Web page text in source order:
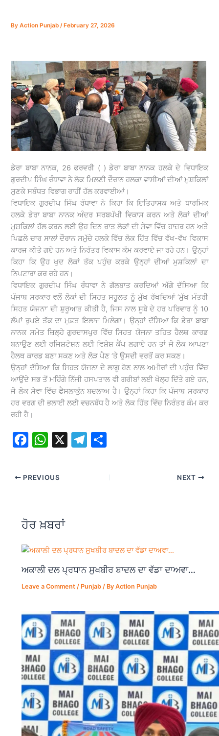
ByAction Punjab/ February 27, 2026
ਡੇਰਾ ਬਾਬਾ ਨਾਨਕ, 26 ਫਰਵਰੀ ( ) ਡੇਰਾ ਬਾਬਾ ਨਾਨਕ ਹਲਕੇ ਦੇ ਵਿਧਾਇਕ
ਗੁਰਦੀਪ ਸਿੰਘ ਰੰਧਾਵਾ ਨੇ ਲੋਕ ਮਿਲਣੀ ਦੌਰਾਨ ਹਲਕਾ ਵਾਸੀਆਂ ਦੀਆਂ ਮੁਸ਼ਕਿਲਾਂ
ਸੁਣਕੇ ਸਬੰਧਤ ਵਿਭਾਗ ਰਾਹੀਂ ਹੱਲ ਕਰਵਾਈਆਂ।
ਵਿਧਾਇਕ ਗੁਰਦੀਪ ਸਿੰਘ ਰੰਧਾਵਾ ਨੇ ਕਿਹਾ ਕਿ ਇਤਿਹਾਸਕ ਅਤੇ ਧਾਰਮਿਕ
ਹਲਕੇ ਡੇਰਾ ਬਾਬਾ ਨਾਨਕ ਅੰਦਰ ਸਰਬਪੱਖੀ ਵਿਕਾਸ ਕਰਨ ਅਤੇ ਲੋਕਾਂ ਦੀਆਂ
ਮੁਸ਼ਕਿਲਾਂ ਹੱਲ ਕਰਨ ਲਈ ਉਹ ਦਿਨ ਰਾਤ ਲੋਕਾਂ ਦੀ ਸੇਵਾ ਵਿੱਚ ਹਾਜ਼ਰ ਹਨ ਅਤੇ
ਪਿਛਲੇ ਚਾਰ ਸਾਲਾਂ ਦੌਰਾਨ ਸਮੁੱਚੇ ਹਲਕੇ ਵਿੱਚ ਲੋਕ ਹਿੱਤ ਵਿੱਚ ਵੱਖ-ਵੱਖ ਵਿਕਾਸ
ਕਾਰਜ ਕੀਤੇ ਗਏ ਹਨ ਅਤੇ ਨਿਰੰਤਰ ਵਿਕਾਸ ਕੰਮ ਕਰਵਾਏ ਜਾ ਰਹੇ ਹਨ। ਉਨ੍ਹਾਂ
ਕਿਹਾ ਕਿ ਉਹ ਖੁਦ ਲੋਕਾਂ ਤੱਕ ਪਹੁੰਚ ਕਰਕੇ ਉਨ੍ਹਾਂ ਦੀਆਂ ਮੁਸ਼ਕਿਲਾਂ ਦਾ
ਨਿਪਟਾਰਾ ਕਰ ਰਹੇ ਹਨ।
ਵਿਧਾਇਕ ਗੁਰਦੀਪ ਸਿੰਘ ਰੰਧਾਵਾ ਨੇ ਗੱਲਬਾਤ ਕਰਦਿਆਂ ਅੱਗੇ ਦੱਸਿਆ ਕਿ
ਪੰਜਾਬ ਸਰਕਾਰ ਵਲੋਂ ਲੋਕਾਂ ਦੀ ਸਿਹਤ ਸਹੂਲਤ ਨੂੰ ਮੁੱਖ ਰੱਖਦਿਆਂ ‘ਮੁੱਖ ਮੰਤਰੀ
ਸਿਹਤ ਯੋਜਨਾ’ ਦੀ ਸ਼ੁਰੂਆਤ ਕੀਤੀ ਹੈ, ਜਿਸ ਨਾਲ ਸੂਬੇ ਦੇ ਹਰ ਪਰਿਵਾਰ ਨੂੰ 10
ਲੱਖਾਂ ਰੁਪਏ ਤੱਕ ਦਾ ਮੁਫ਼ਤ ਇਲਾਜ ਮਿਲੇਗਾ। ਉਨ੍ਹਾਂ ਦੱਸਿਆ ਕਿ ਡੇਰਾ ਬਾਬਾ
ਨਾਨਕ ਸਮੇਤ ਜ਼ਿਲ੍ਹੇ ਗੁਰਦਾਸਪੁਰ ਵਿੱਚ ਸਿਹਤ ਯੋਜਨਾ ਤਹਿਤ ਹੈਲਥ ਕਾਰਡ
ਬਨਾਉਣ ਲਈ ਰਜਿਸ਼ਟੇਸ਼ਨ ਲਈ ਵਿਸ਼ੇਸ਼ ਕੈਂਪ ਲਗਾਏ ਹਨ ਤਾਂ ਜੋ ਲੋਕ ਆਪਣਾ
ਹੈਲਥ ਕਾਰਡ ਬਣਾ ਸਕਣ ਅਤੇ ਲੋੜ ਪੈਣ ‘ਤੇ ਉਸਦੀ ਵਰਤੋਂ ਕਰ ਸਕਣ।
ਉਨ੍ਹਾਂ ਦੱਸਿਆ ਕਿ ਸਿਹਤ ਯੋਜਨਾ ਦੇ ਲਾਗੂ ਹੋਣ ਨਾਲ ਅਮੀਰਾਂ ਦੀ ਪਹੁੰਚ ਵਿੱਚ
ਆਉਂਦੇ ਸਭ ਤੋਂ ਮਹਿੰਗੇ ਨਿੱਜੀ ਹਸਪਤਾਲ ਵੀ ਗਰੀਬਾਂ ਲਈ ਖੋਲ੍ਹ ਦਿੱਤੇ ਗਏ ਹਨ,
ਜੋ ਲੋਕ ਸੇਵਾ ਵਿੱਚ ਫੈਸਲਾਕੁੰਨ ਬਦਲਾਅ ਹੈ। ਉਨ੍ਹਾਂ ਕਿਹਾ ਕਿ ਪੰਜਾਬ ਸਰਕਾਰ
ਹਰ ਵਰਗ ਦੀ ਭਲਾਈ ਲਈ ਵਚਨਬੱਧ ਹੈ ਅਤੇ ਲੋਕ ਹਿੱਤ ਵਿੱਚ ਨਿਰੰਤਰ ਕੰਮ ਕਰ
ਰਹੀ ਹੈ।
F
c
o
o
k
W
at
p
p
X
T
ar
e
PREVIOUS NEXT
ਹੋਰ ਖ਼ਬਰਾਂ
ਅਕਾਲੀ ਦਲ ਪ੍ਰਧਾਨ ਸੁਖਬੀਰ ਬਾਦਲ ਦਾ ਵੱਡਾ ਦਾਅਵਾ…
Leave a Comment / Punjab / ByAction Punjab